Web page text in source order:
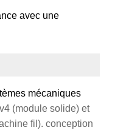
avec une
mécaniques
(module solide) et
fil). conception